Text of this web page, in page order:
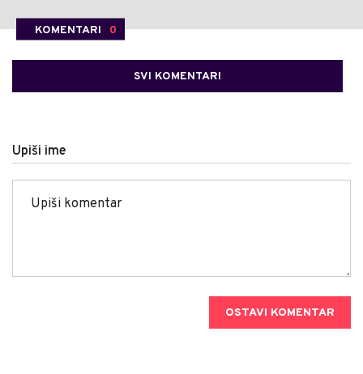
KOMENTARI 0
SVI KOMENTARI
Upiši ime
OSTAVI KOMENTAR